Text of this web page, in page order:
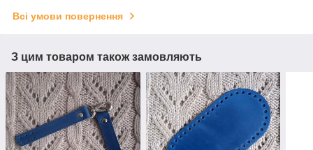
Всі умови повернення
З цим товаром також замовляють